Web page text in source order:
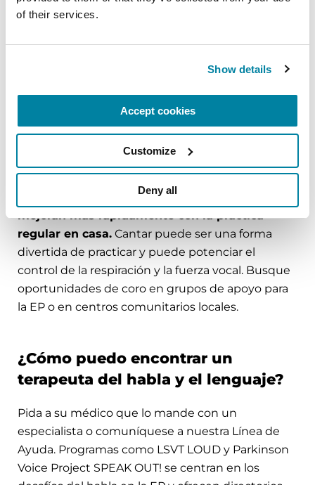
of their services.
Show details
Accept cookies
Customize
Deny all
un dispositivo para ayudar a aumentar el
volumen de la voz.
La terapia para la deglución se centra en
fortalecer los músculos que se usan para
más seguros para comer y beber.
Se recomienda una reevaluación y ajustes cada
pocos años.
Los estudios demuestran que hablar y tragar
mejoran más rápidamente con la práctica
regular en casa. Cantar puede ser una forma
divertida de practicar y puede potenciar el
control de la respiración y la fuerza vocal. Busque
oportunidades de coro en grupos de apoyo para
la EP o en centros comunitarios locales.
¿Cómo puedo encontrar un
terapeuta del habla y el lenguaje?
Pida a su médico que lo mande con un
especialista o comuníquese a nuestra Línea de
Ayuda. Programas como LSVT LOUD y Parkinson
Voice Project SPEAK OUT! se centran en los